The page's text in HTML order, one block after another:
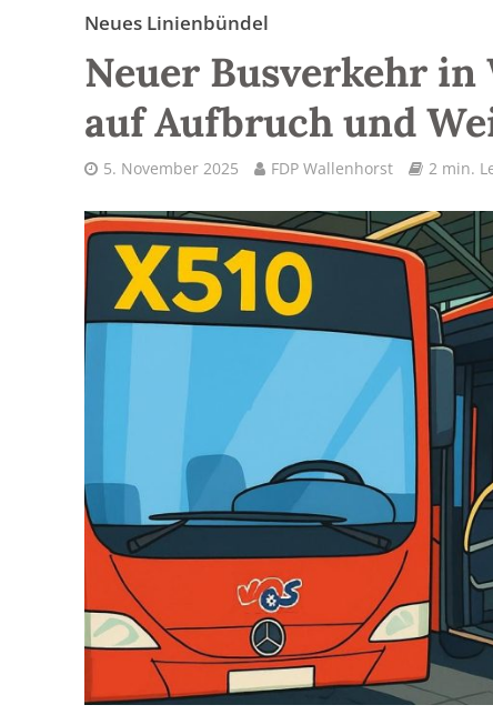
Neues Linienbündel
Neuer Busverkehr in
auf Aufbruch und
5. November 2025 FDP Wallenhorst 2 min.